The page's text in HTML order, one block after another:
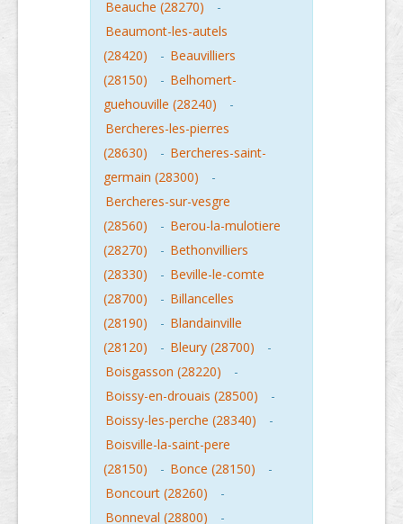
Beauche (28270)
-
Beaumont-les-autels
(28420)
- Beauvilliers
(28150)
- Belhomert-
guehouville (28240)
-
Bercheres-les-pierres
(28630)
- Bercheres-saint-
germain (28300)
-
Bercheres-sur-vesgre
(28560)
- Berou-la-mulotiere
(28270)
- Bethonvilliers
(28330)
- Beville-le-comte
(28700)
- Billancelles
(28190)
- Blandainville
(28120)
- Bleury (28700)
-
Boisgasson (28220)
-
Boissy-en-drouais (28500)
-
Boissy-les-perche (28340)
-
Boisville-la-saint-pere
(28150)
- Bonce (28150)
-
Boncourt (28260)
-
Bonneval (28800)
-